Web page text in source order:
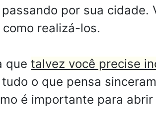
por sua cidade.
realizá-los.
que talvez você precise
o que pensa
é importante para